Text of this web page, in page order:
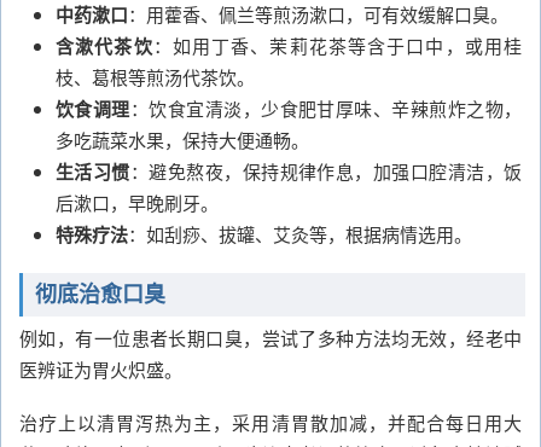
中药漱口：用藿香、佩兰等煎汤漱口，可有效缓解口臭。
含漱代茶饮：如用丁香、茉莉花茶等含于口中，或用桂
枝、葛根等煎汤代茶饮。
饮食调理：饮食宜清淡，少食肥甘厚味、辛辣煎炸之物，
多吃蔬菜水果，保持大便通畅。
生活习惯：避免熬夜，保持规律作息，加强口腔清洁，饭
后漱口，早晚刷牙。
特殊疗法：如刮痧、拔罐、艾灸等，根据病情选用。
彻底治愈口臭
例如，有一位患者长期口臭，尝试了多种方法均无效，经老中
医辨证为胃火炽盛。
治疗上以清胃泻热为主，采用清胃散加减，并配合每日用大